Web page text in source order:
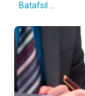
Batafsil ...